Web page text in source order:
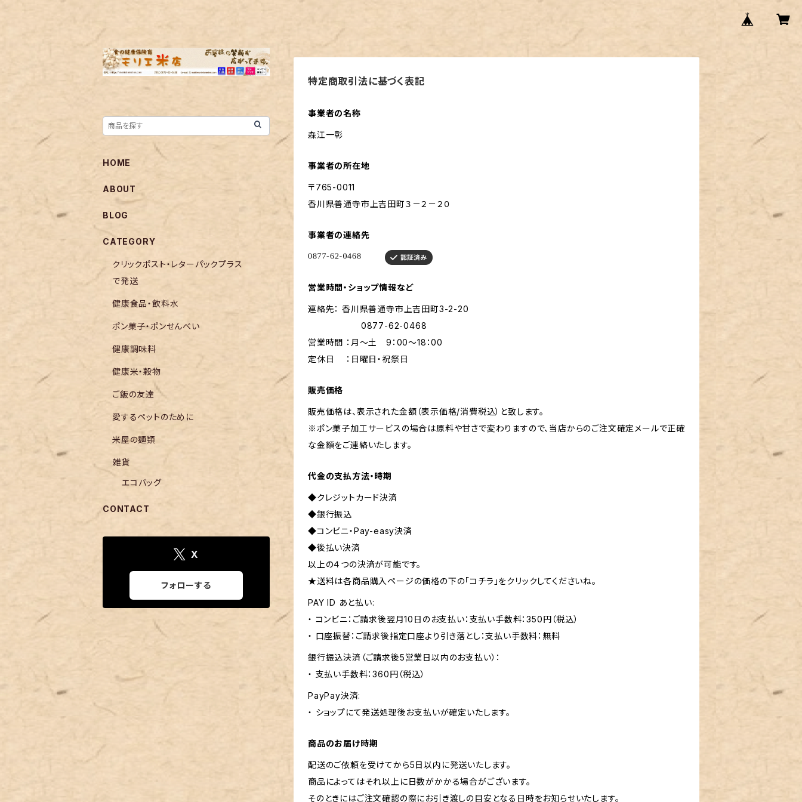
特定商取引法に基づく表記
事業者の名称
森江一彰
事業者の所在地
〒765-0011
香川県善通寺市上吉田町３－２－２０
事業者の連絡先
営業時間・ショップ情報など
連絡先： 香川県善通寺市上吉田町3-2-20
0877-62-0468
営業時間 ：月～土 9：00～18：00
定休日 ：日曜日・祝祭日
販売価格
販売価格は、表示された金額（表示価格/消費税込）と致します。
※ポン菓子加工サービスの場合は原料や甘さで変わりますので、当店からのご注文確定メールで正確
な金額をご連絡いたします。
代金の支払方法・時期
◆クレジットカード決済
◆銀行振込
◆コンビニ・Pay-easy決済
◆後払い決済
以上の４つの決済が可能です。
★送料は各商品購入ページの価格の下の「コチラ」をクリックしてくださいね。
PAY ID あと払い:
・ コンビニ：ご請求後翌月10日のお支払い：支払い手数料：350円（税込）
・ 口座振替：ご請求後指定口座より引き落とし：支払い手数料：無料
銀行振込決済（ご請求後5営業日以内のお支払い）：
・ 支払い手数料：360円（税込）
PayPay決済:
・ ショップにて発送処理後お支払いが確定いたします。
商品のお届け時期
配送のご依頼を受けてから5日以内に発送いたします。
商品によってはそれ以上に日数がかかる場合がございます。
そのときにはご注文確認の際にお引き渡しの目安となる日時をお知らせいたします。
HOME
ABOUT
BLOG
CATEGORY
クリックポスト・レターパックプラス
で発送
健康食品・飲料水
ポン菓子・ポンせんべい
健康調味料
健康米・穀物
ご飯の友達
愛するペットのために
米屋の麺類
雑貨
エコバッグ
CONTACT
X
フォローする